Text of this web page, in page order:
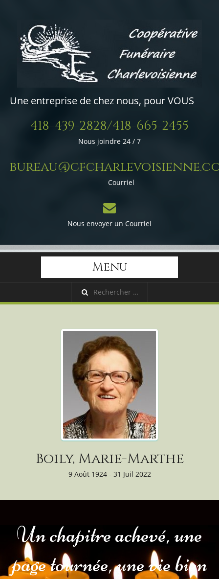
Une entreprise de chez nous, pour VOUS
418-439-2828/418-665-2455
Nous joindre 24 / 7
Courriel
Nous envoyer un Courriel
Menu
Boily, Marie-Marthe
9 Août 1924 - 31 Juil 2022
Un chapitre achevé, une
page tournée, une vie bien